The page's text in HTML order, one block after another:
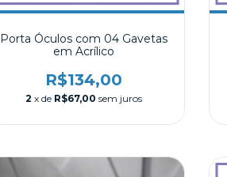
Porta Óculos com 04 Gavetas
em Acrílico
R$134,00
2 x de R$67,00 sem juros